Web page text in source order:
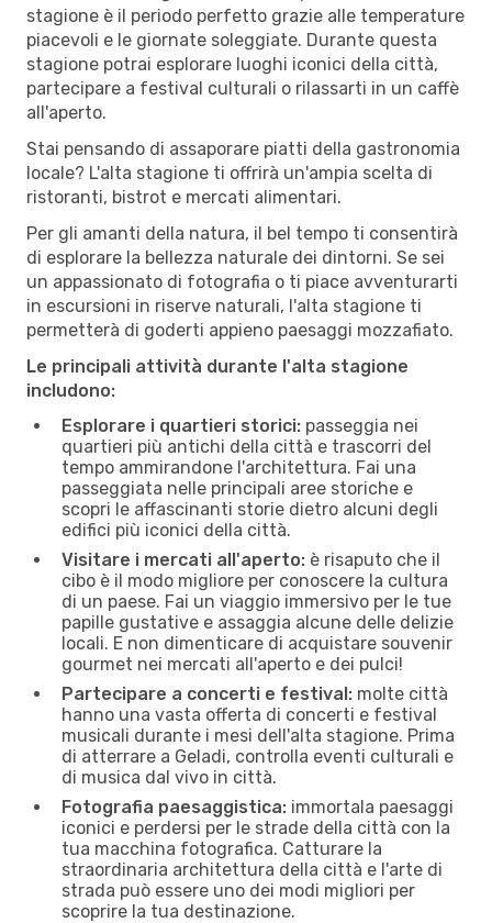
stagione è il periodo perfetto grazie alle temperature
piacevoli e le giornate soleggiate. Durante questa
stagione potrai esplorare luoghi iconici della città,
partecipare a festival culturali o rilassarti in un caffè
all'aperto.
Stai pensando di assaporare piatti della gastronomia
locale? L'alta stagione ti offrirà un'ampia scelta di
ristoranti, bistrot e mercati alimentari.
Per gli amanti della natura, il bel tempo ti consentirà
di esplorare la bellezza naturale dei dintorni. Se sei
un appassionato di fotografia o ti piace avventurarti
in escursioni in riserve naturali, l'alta stagione ti
permetterà di goderti appieno paesaggi mozzafiato.
Le principali attività durante l'alta stagione
includono:
Esplorare i quartieri storici: passeggia nei
quartieri più antichi della città e trascorri del
tempo ammirandone l'architettura. Fai una
passeggiata nelle principali aree storiche e
scopri le affascinanti storie dietro alcuni degli
edifici più iconici della città.
Visitare i mercati all'aperto: è risaputo che il
cibo è il modo migliore per conoscere la cultura
di un paese. Fai un viaggio immersivo per le tue
papille gustative e assaggia alcune delle delizie
locali. E non dimenticare di acquistare souvenir
gourmet nei mercati all'aperto e dei pulci!
Partecipare a concerti e festival: molte città
hanno una vasta offerta di concerti e festival
musicali durante i mesi dell'alta stagione. Prima
di atterrare a Geladi, controlla eventi culturali e
di musica dal vivo in città.
Fotografia paesaggistica: immortala paesaggi
iconici e perdersi per le strade della città con la
tua macchina fotografica. Catturare la
straordinaria architettura della città e l'arte di
strada può essere uno dei modi migliori per
scoprire la tua destinazione.